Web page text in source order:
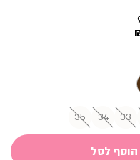
33
34
35
הוסף לסל